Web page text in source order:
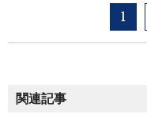
1
関連記事